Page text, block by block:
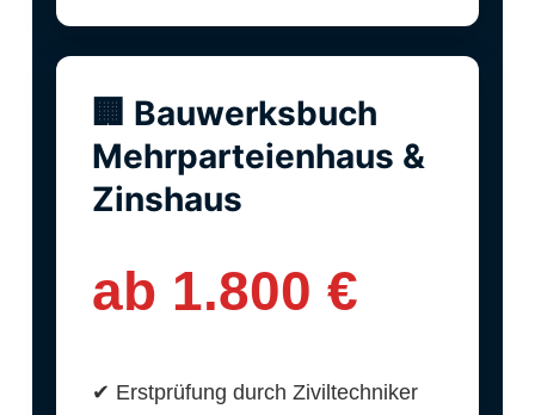
🏢 Bauwerksbuch
Mehrparteienhaus &
Zinshaus
ab 1.800 €
✔ Erstprüfung durch Ziviltechniker